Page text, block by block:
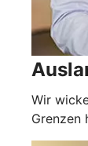
Wir
Grenzen